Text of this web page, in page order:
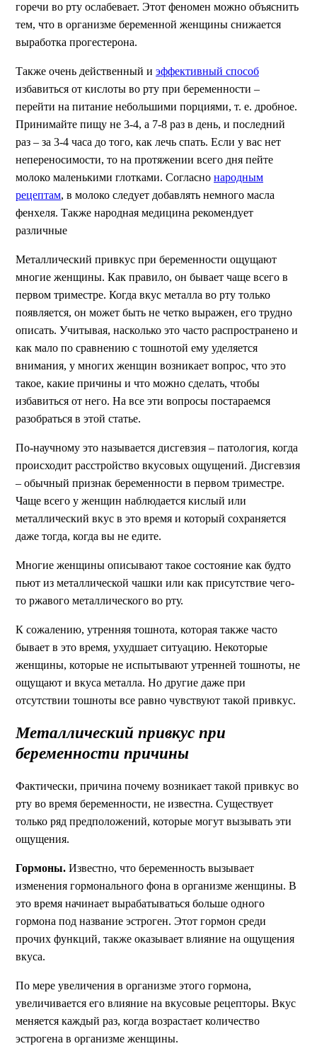
горечи во рту ослабевает. Этот феномен можно объяснить
тем, что в организме беременной женщины снижается
выработка прогестерона.
Также очень действенный и эффективный способ
избавиться от кислоты во рту при беременности –
перейти на питание небольшими порциями, т. е. дробное.
Принимайте пищу не 3-4, а 7-8 раз в день, и последний
раз – за 3-4 часа до того, как лечь спать. Если у вас нет
непереносимости, то на протяжении всего дня пейте
молоко маленькими глотками. Согласно народным
рецептам, в молоко следует добавлять немного масла
фенхеля. Также народная медицина рекомендует
различные
Металлический привкус при беременности ощущают
многие женщины. Как правило, он бывает чаще всего в
первом триместре. Когда вкус металла во рту только
появляется, он может быть не четко выражен, его трудно
описать. Учитывая, насколько это часто распространено и
как мало по сравнению с тошнотой ему уделяется
внимания, у многих женщин возникает вопрос, что это
такое, какие причины и что можно сделать, чтобы
избавиться от него. На все эти вопросы постараемся
разобраться в этой статье.
По-научному это называется дисгевзия – патология, когда
происходит расстройство вкусовых ощущений. Дисгевзия
– обычный признак беременности в первом триместре.
Чаще всего у женщин наблюдается кислый или
металлический вкус в это время и который сохраняется
даже тогда, когда вы не едите.
Многие женщины описывают такое состояние как будто
пьют из металлической чашки или как присутствие чего-
то ржавого металлического во рту.
К сожалению, утренняя тошнота, которая также часто
бывает в это время, ухудшает ситуацию. Некоторые
женщины, которые не испытывают утренней тошноты, не
ощущают и вкуса металла. Но другие даже при
отсутствии тошноты все равно чувствуют такой привкус.
Металлический привкус при
беременности причины
Фактически, причина почему возникает такой привкус во
рту во время беременности, не известна. Существует
только ряд предположений, которые могут вызывать эти
ощущения.
Гормоны. Известно, что беременность вызывает
изменения гормонального фона в организме женщины. В
это время начинает вырабатываться больше одного
гормона под название эстроген. Этот гормон среди
прочих функций, также оказывает влияние на ощущения
вкуса.
По мере увеличения в организме этого гормона,
увеличивается его влияние на вкусовые рецепторы. Вкус
меняется каждый раз, когда возрастает количество
эстрогена в организме женщины.